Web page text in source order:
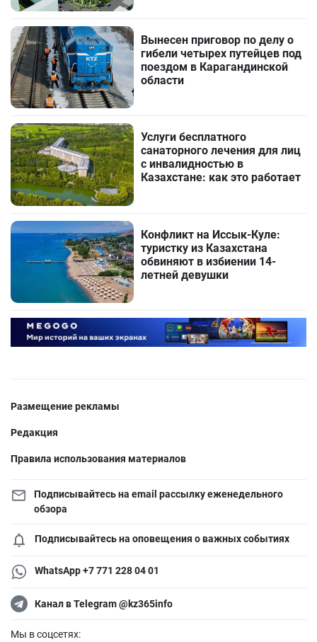
Вынесен приговор по делу о
гибели четырех путейцев под
поездом в Карагандинской
области
Услуги бесплатного
санаторного лечения для лиц
с инвалидностью в
Казахстане: как это работает
Конфликт на Иссык-Куле:
туристку из Казахстана
обвиняют в избиении 14-
летней девушки
Размещение рекламы
Редакция
Правила использования материалов
Подписывайтесь на email рассылку еженедельного
обзора
Подписывайтесь на оповещения о важных событиях
WhatsApp +7 771 228 04 01
Канал в Telegram @kz365info
Мы в соцсетях: